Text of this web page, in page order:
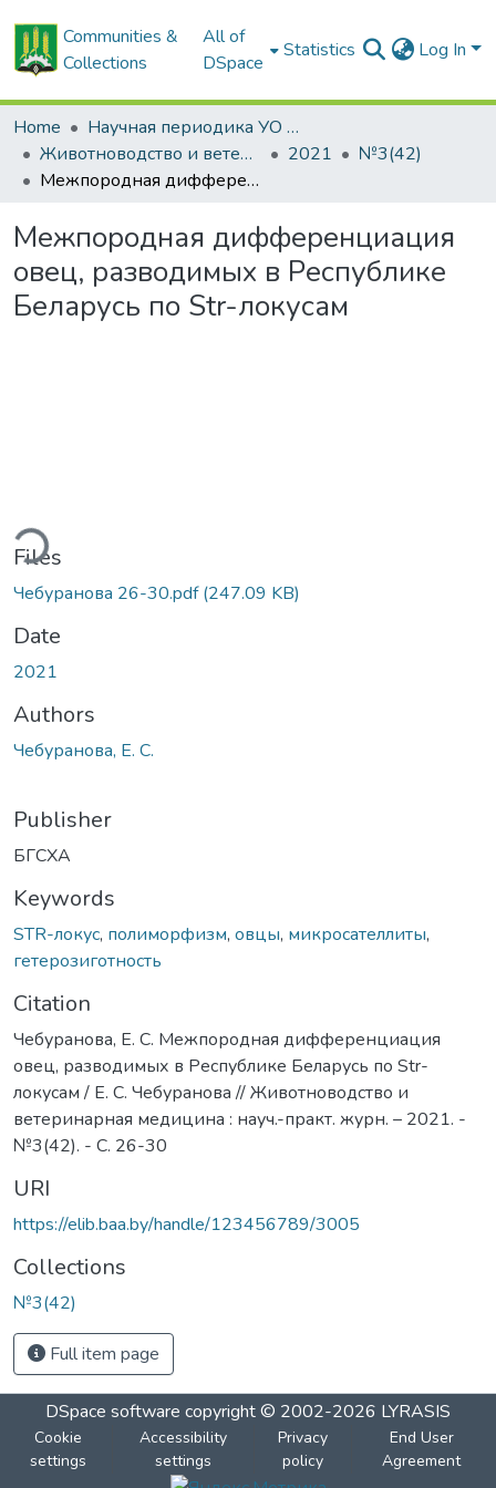
Communities &
Collections
All of
DSpace
Statistics Log In
Home
Научная периодика УО БГСХА
Животноводство и ветеринарная медицина: научно-практический журнал
2021
№3(42)
Межпородная дифференциация овец, разводимых в Республике Беларусь по Str-локусам
Межпородная дифференциация
овец, разводимых в Республике
Беларусь по Str-локусам
Files
Чебуранова 26-30.pdf(247.09 KB)
Date
2021
Authors
Чебуранова, Е. С.
Publisher
БГСХА
Keywords
STR-локус, полиморфизм, овцы, микросателлиты,
гетерозиготность
Citation
Чебуранова, Е. С. Межпородная дифференциация
овец, разводимых в Республике Беларусь по Str-
локусам / Е. С. Чебуранова // Животноводство и
ветеринарная медицина : науч.-практ. журн. – 2021. -
№3(42). - С. 26-30
URI
https://elib.baa.by/handle/123456789/3005
Collections
№3(42)
Full item page
DSpace software copyright © 2002-2026 LYRASIS
Cookie
settings
Accessibility
settings
Privacy
policy
End User
Agreement